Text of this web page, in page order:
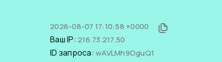
2026-08-07 17:10:58 +0000
Ваш IP: 216.73.217.50
ID запроса: wAVLMh9OguQ1